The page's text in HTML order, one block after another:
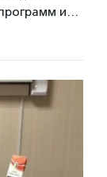
и…